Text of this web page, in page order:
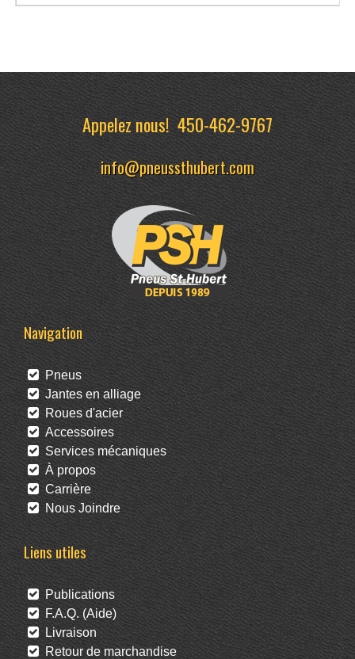
Appelez nous!450-462-9767
info@pneussthubert.com
Navigation
Pneus
Jantes en alliage
Roues d'acier
Accessoires
Services mécaniques
À propos
Carrière
Nous Joindre
Liens utiles
Publications
F.A.Q. (Aide)
Livraison
Retour de marchandise